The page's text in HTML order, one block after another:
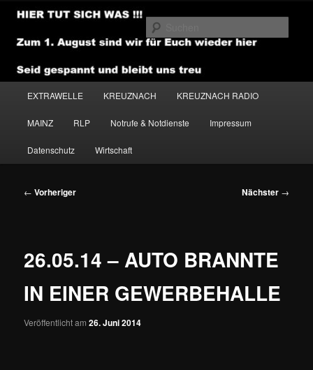
Zum
primären
Inhalt
NEWSHOUSE.MEDIA
EXTRAWELLE KREUZNACH KREUZNACH RADIO
MAINZ RLP Notrufe & Notdienste Impressum
Datenschutz Wirtschaft
Beitragsnavigation
← Vorheriger Nächster →
26.05.14 – AUTO BRANNTE
IN EINER GEWERBEHALLE
Veröffentlicht am26. Juni 2014